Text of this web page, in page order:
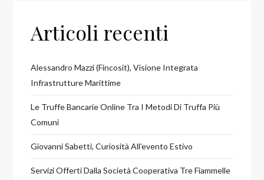
Articoli recenti
Alessandro Mazzi (Fincosit), Visione Integrata
Infrastrutture Marittime
Le Truffe Bancarie Online Tra I Metodi Di Truffa Più
Comuni
Giovanni Sabetti, Curiosità All’evento Estivo
Servizi Offerti Dalla Società Cooperativa Tre Fiammelle